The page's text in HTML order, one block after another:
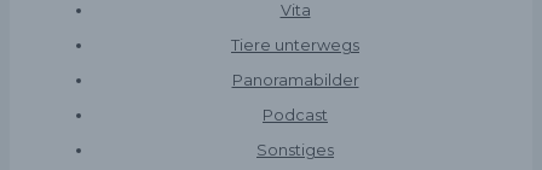
Vita
Tiere unterwegs
Panoramabilder
Podcast
Sonstiges